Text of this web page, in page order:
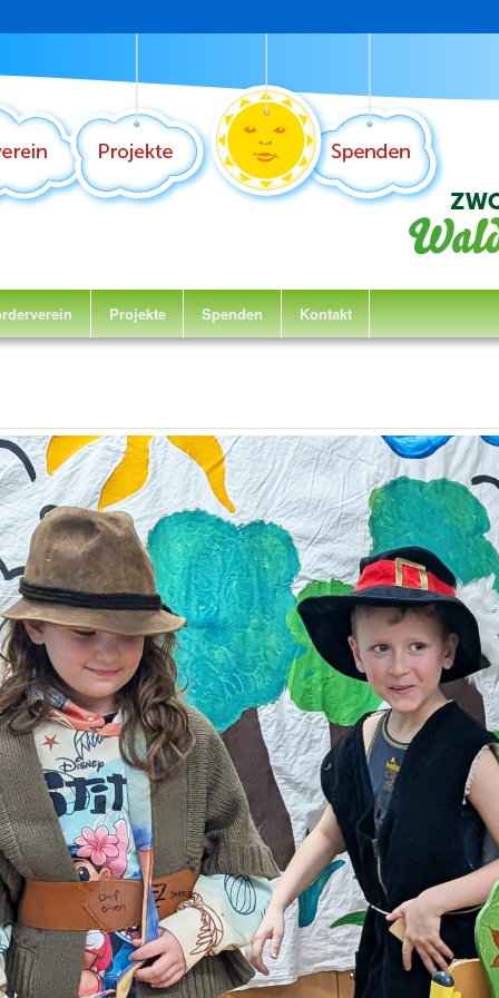
Projekte Spenden Kontakt